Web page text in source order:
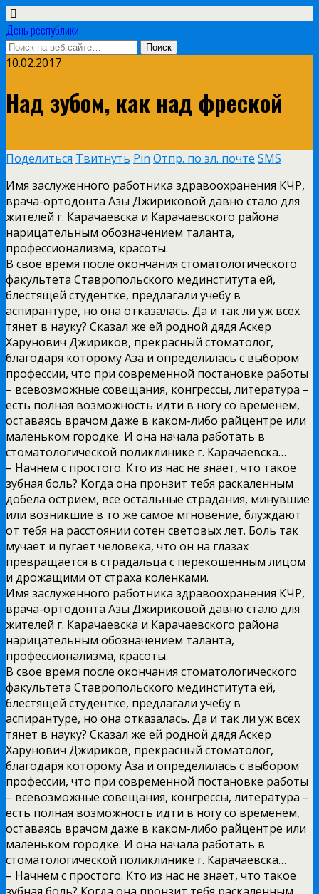
День республики
10.02.2017
Над зубом, как над фреской
Поделиться Твитнуть Pin Отпр. по эл. почте SMS
Имя заслуженного работника здравоохранения КЧР,
врача-ортодонта Азы Джириковой давно стало для
жителей г. Карачаевска и Карачаевского района
нарицательным обозначением таланта,
профессионализма, красоты.
В свое время после окончания стоматологического
факультета Ставропольского мединститута ей,
блестящей студентке, предлагали учебу в
аспирантуре, но она отказалась. Да и так ли уж всех
тянет в науку? Сказал же ей родной дядя Аскер
Харунович Джириков, прекрасный стоматолог,
благодаря которому Аза и определилась с выбором
профессии, что при современной постановке работы
– всевозможные совещания, конгрессы, литература –
есть полная возможность идти в ногу со временем,
оставаясь врачом даже в каком-либо райцентре или
маленьком городке. И она начала работать в
стоматологической поликлинике г. Карачаевска…
– Начнем с простого. Кто из нас не знает, что такое
зубная боль? Когда она пронзит тебя раскаленным
добела острием, все остальные страдания, минувшие
или возникшие в то же самое мгновение, блуждают
от тебя на расстоянии сотен световых лет. Боль так
мучает и пугает человека, что он на глазах
превращается в страдальца с перекошенным лицом
и дрожащими от страха коленками.
Имя заслуженного работника здравоохранения КЧР,
врача-ортодонта Азы Джириковой давно стало для
жителей г. Карачаевска и Карачаевского района
нарицательным обозначением таланта,
профессионализма, красоты.
В свое время после окончания стоматологического
факультета Ставропольского мединститута ей,
блестящей студентке, предлагали учебу в
аспирантуре, но она отказалась. Да и так ли уж всех
тянет в науку? Сказал же ей родной дядя Аскер
Харунович Джириков, прекрасный стоматолог,
благодаря которому Аза и определилась с выбором
профессии, что при современной постановке работы
– всевозможные совещания, конгрессы, литература –
есть полная возможность идти в ногу со временем,
оставаясь врачом даже в каком-либо райцентре или
маленьком городке. И она начала работать в
стоматологической поликлинике г. Карачаевска…
– Начнем с простого. Кто из нас не знает, что такое